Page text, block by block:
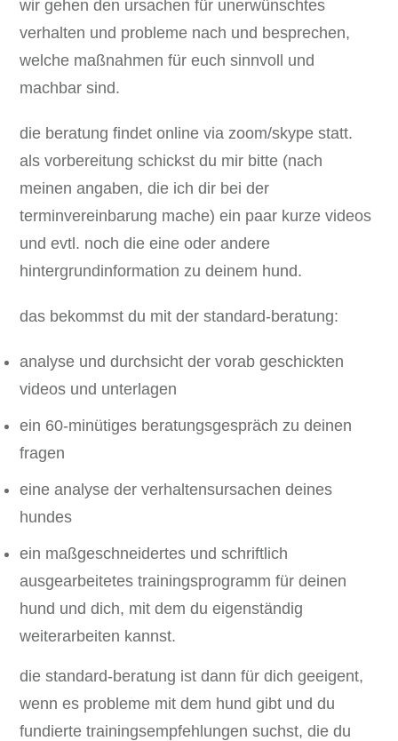
wir gehen den ursachen für unerwünschtes
verhalten und probleme nach und besprechen,
welche maßnahmen für euch sinnvoll und
machbar sind.
die beratung findet online via zoom/skype statt.
als vorbereitung schickst du mir bitte (nach
meinen angaben, die ich dir bei der
terminvereinbarung mache) ein paar kurze videos
und evtl. noch die eine oder andere
hintergrundinformation zu deinem hund.
das bekommst du mit der standard-beratung:
analyse und durchsicht der vorab geschickten
videos und unterlagen
ein 60-minütiges beratungsgespräch zu deinen
fragen
eine analyse der verhaltensursachen deines
hundes
ein maßgeschneidertes und schriftlich
ausgearbeitetes trainingsprogramm für deinen
hund und dich, mit dem du eigenständig
weiterarbeiten kannst.
die standard-beratung ist dann für dich geeigent,
wenn es probleme mit dem hund gibt und du
fundierte trainingsempfehlungen suchst, die du